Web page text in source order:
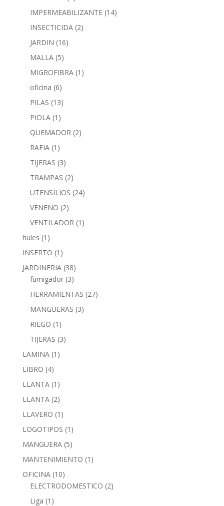
IMPERMEABILIZANTE (14)
INSECTICIDA (2)
JARDIN (16)
MALLA (5)
MIGROFIBRA (1)
oficina (6)
PILAS (13)
PIOLA (1)
QUEMADOR (2)
RAFIA (1)
TIJERAS (3)
TRAMPAS (2)
UTENSILIOS (24)
VENENO (2)
VENTILADOR (1)
hules (1)
INSERTO (1)
JARDINERIA (38)
fumigador (3)
HERRAMIENTAS (27)
MANGUERAS (3)
RIEGO (1)
TIJERAS (3)
LAMINA (1)
LIBRO (4)
LLANTA (1)
LLANTA (2)
LLAVERO (1)
LOGOTIPOS (1)
MANGUERA (5)
MANTENIMIENTO (1)
OFICINA (10)
ELECTRODOMESTICO (2)
Liga (1)